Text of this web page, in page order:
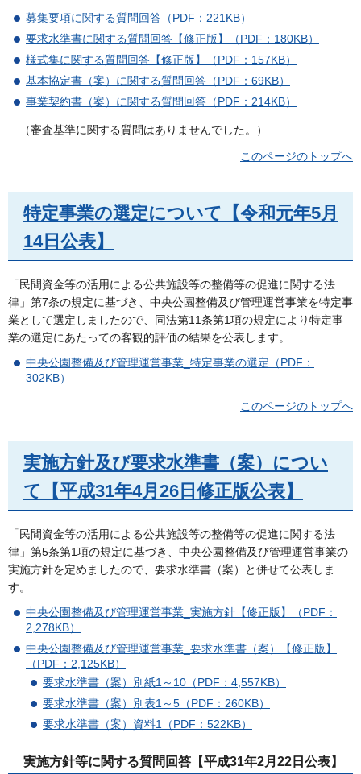
募集要項に関する質問回答（PDF：221KB）
要求水準書に関する質問回答【修正版】（PDF：180KB）
様式集に関する質問回答【修正版】（PDF：157KB）
基本協定書（案）に関する質問回答（PDF：69KB）
事業契約書（案）に関する質問回答（PDF：214KB）
（審査基準に関する質問はありませんでした。）
このページのトップへ
特定事業の選定について【令和元年5月
14日公表】
「民間資金等の活用による公共施設等の整備等の促進に関する法
律」第7条の規定に基づき、中央公園整備及び管理運営事業を特定事
業として選定しましたので、同法第11条第1項の規定により特定事
業の選定にあたっての客観的評価の結果を公表します。
中央公園整備及び管理運営事業_特定事業の選定（PDF：
302KB）
このページのトップへ
実施方針及び要求水準書（案）につい
て【平成31年4月26日修正版公表】
「民間資金等の活用による公共施設等の整備等の促進に関する法
律」第5条第1項の規定に基づき、中央公園整備及び管理運営事業の
実施方針を定めましたので、要求水準書（案）と併せて公表しま
す。
中央公園整備及び管理運営事業_実施方針【修正版】（PDF：
2,278KB）
中央公園整備及び管理運営事業_要求水準書（案）【修正版】
（PDF：2,125KB）
要求水準書（案）別紙1～10（PDF：4,557KB）
要求水準書（案）別表1～5（PDF：260KB）
要求水準書（案）資料1（PDF：522KB）
実施方針等に関する質問回答【平成31年2月22日公表】